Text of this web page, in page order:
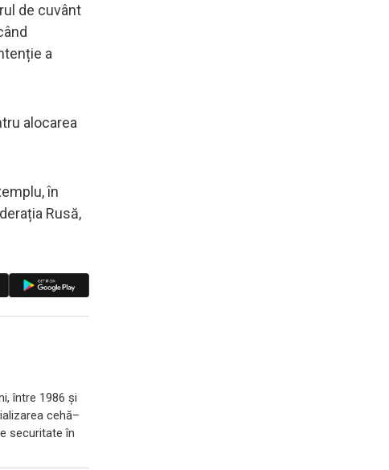
de cuvânt
a
alocarea
în
Rusă,
între 1986 și
cehă–
securitate în